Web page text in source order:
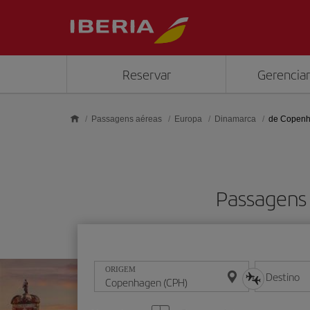
Reservar
Passagens aéreas Europa Dinamarca de
ORIGEM Destino